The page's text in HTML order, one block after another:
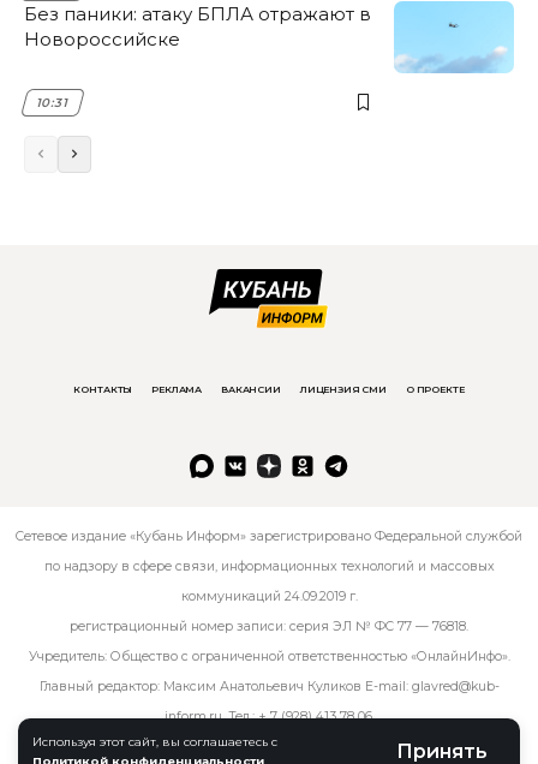
Используя этот сайт, вы соглашаетесь с
Политикой конфиденциальности
Принять
Без паники: атаку БПЛА отражают в
Новороссийске
10:31
КОНТАКТЫ РЕКЛАМА ВАКАНСИИ ЛИЦЕНЗИЯ СМИ О ПРОЕКТЕ
Сетевое издание «Кубань Информ» зарегистрировано Федеральной службой
по надзору в сфере связи, информационных технологий и массовых
коммуникаций 24.09.2019 г.
регистрационный номер записи: серия ЭЛ № ФС 77 — 76818.
Учредитель: Общество с ограниченной ответственностью «ОнлайнИнфо».
Главный редактор: Максим Анатольевич Куликов E-mail: glavred@kub-
inform.ru. Тел.:+ 7 (928) 413 78 06.